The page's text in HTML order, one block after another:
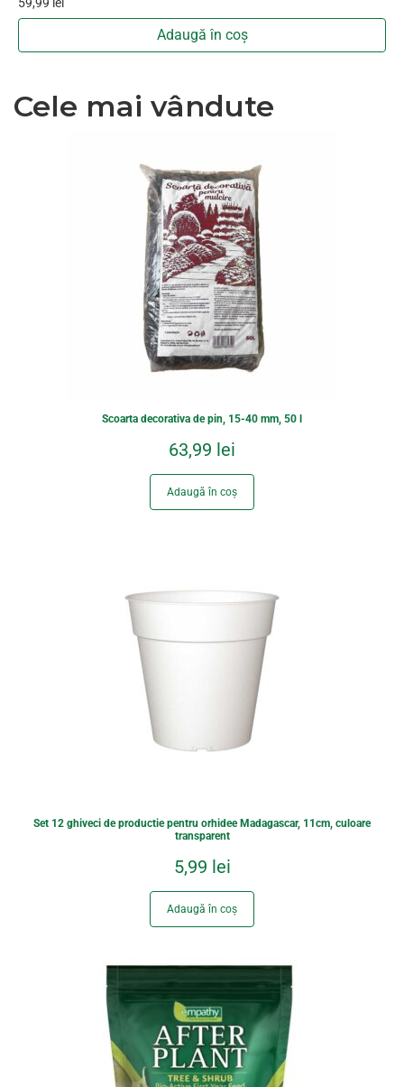
48,99 lei
Adaugă în coș
Cele mai vândute
Scoarta decorativa de pin, 15-40 mm, 50 l
63,99 lei
Adaugă în coș
Set 12 ghiveci de productie pentru orhidee Madagascar, 11cm, culoare
transparent
5,99 lei
Adaugă în coș